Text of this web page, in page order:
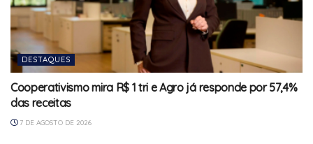
DESTAQUES
Cooperativismo mira R$ 1 tri e Agro já responde por 57,4%
das receitas
7 DE AGOSTO DE 2026